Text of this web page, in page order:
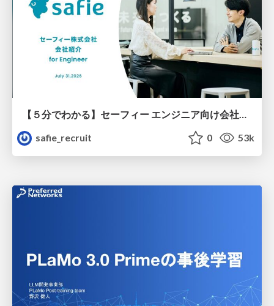
【５分でわかる】セーフィー エンジニア向け会社紹介
safie_recruit
0 53k